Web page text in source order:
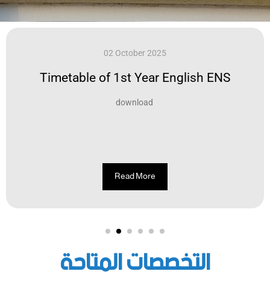
02 October 2025
Timetable of 1st Year English ENS
download
Read More
التخصصات المتاحة